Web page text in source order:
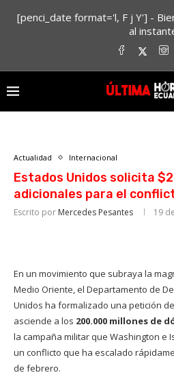
[penci_date format='l, F j Y'] -
al
Actualidad Internacional
Estados Unidos solicita
adicionales para el
Escrito por Mercedes Pesantes 19
En un movimiento que subraya la
Medio Oriente, el Departamento de
Unidos ha formalizado una petición
asciende a los 200.000 millones de
la campaña militar que Washington e
un conflicto que ha escalado
de febrero.